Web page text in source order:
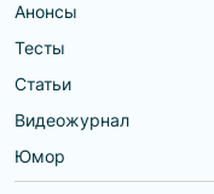
Анонсы
Тесты
Статьи
Видеожурнал
Юмор